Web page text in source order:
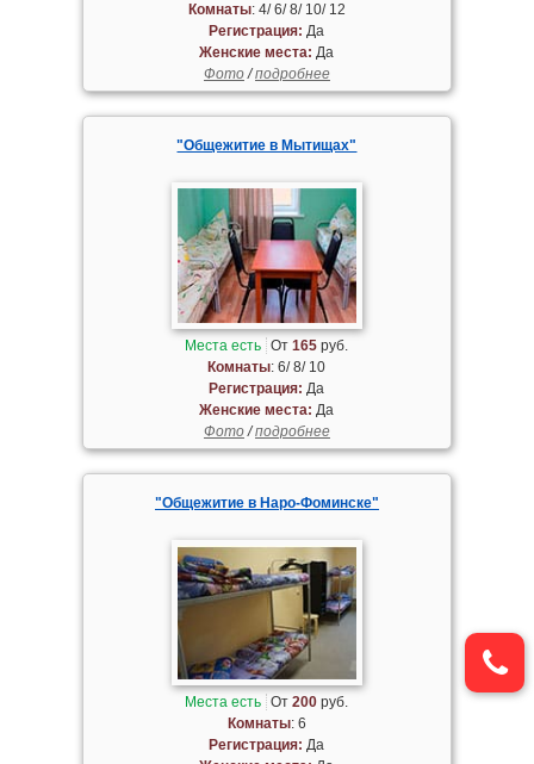
Комнаты: 4/ 6/ 8/ 10/ 12
Регистрация: Да
Женские места: Да
Фото/подробнее
"Общежитие в Мытищах"
Места есть От165 руб.
Комнаты: 6/ 8/ 10
Регистрация: Да
Женские места: Да
Фото/подробнее
"Общежитие в Наро-Фоминске"
Места есть От200 руб.
Комнаты: 6
Регистрация: Да